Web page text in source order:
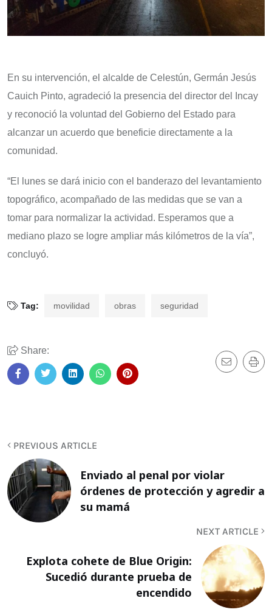
En su intervención, el alcalde de Celestún, Germán Jesús
Cauich Pinto, agradeció la presencia del director del Incay
y reconoció la voluntad del Gobierno del Estado para
alcanzar un acuerdo que beneficie directamente a la
comunidad.
“El lunes se dará inicio con el banderazo del levantamiento
topográfico, acompañado de las medidas que se van a
tomar para normalizar la actividad. Esperamos que a
mediano plazo se logre ampliar más kilómetros de la vía”,
concluyó.
Tag: movilidad obras seguridad
Share:
PREVIOUS ARTICLE
Enviado al penal por violar
órdenes de protección y agredir a
su mamá
NEXT ARTICLE
Explota cohete de Blue Origin:
Sucedió durante prueba de
encendido